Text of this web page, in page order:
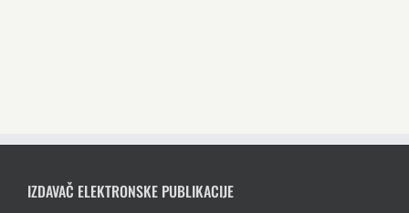
IZDAVAČ ELEKTRONSKE PUBLIKACIJE